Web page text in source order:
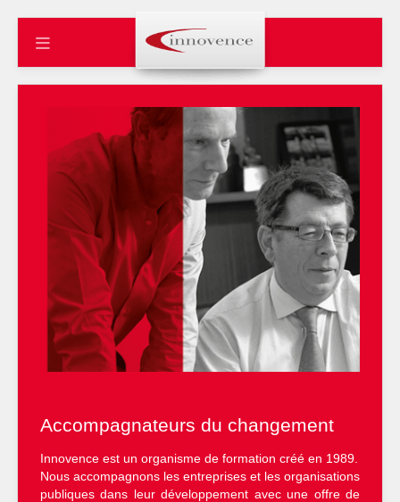
Accompagnateurs du changement
Innovence est un organisme de formation créé en 1989.
Nous accompagnons les entreprises et les organisations
publiques dans leur développement avec une offre de